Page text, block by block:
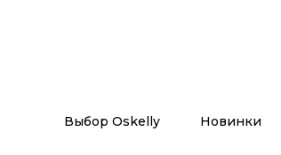
Выбор Oskelly Новинки